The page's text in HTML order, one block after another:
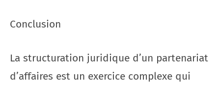
Conclusion
La structuration juridique d’un partenariat
d’affaires est un exercice complexe qui